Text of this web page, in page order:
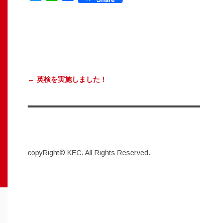
← 英検を実施しました！
copyRight© KEC. All Rights Reserved.